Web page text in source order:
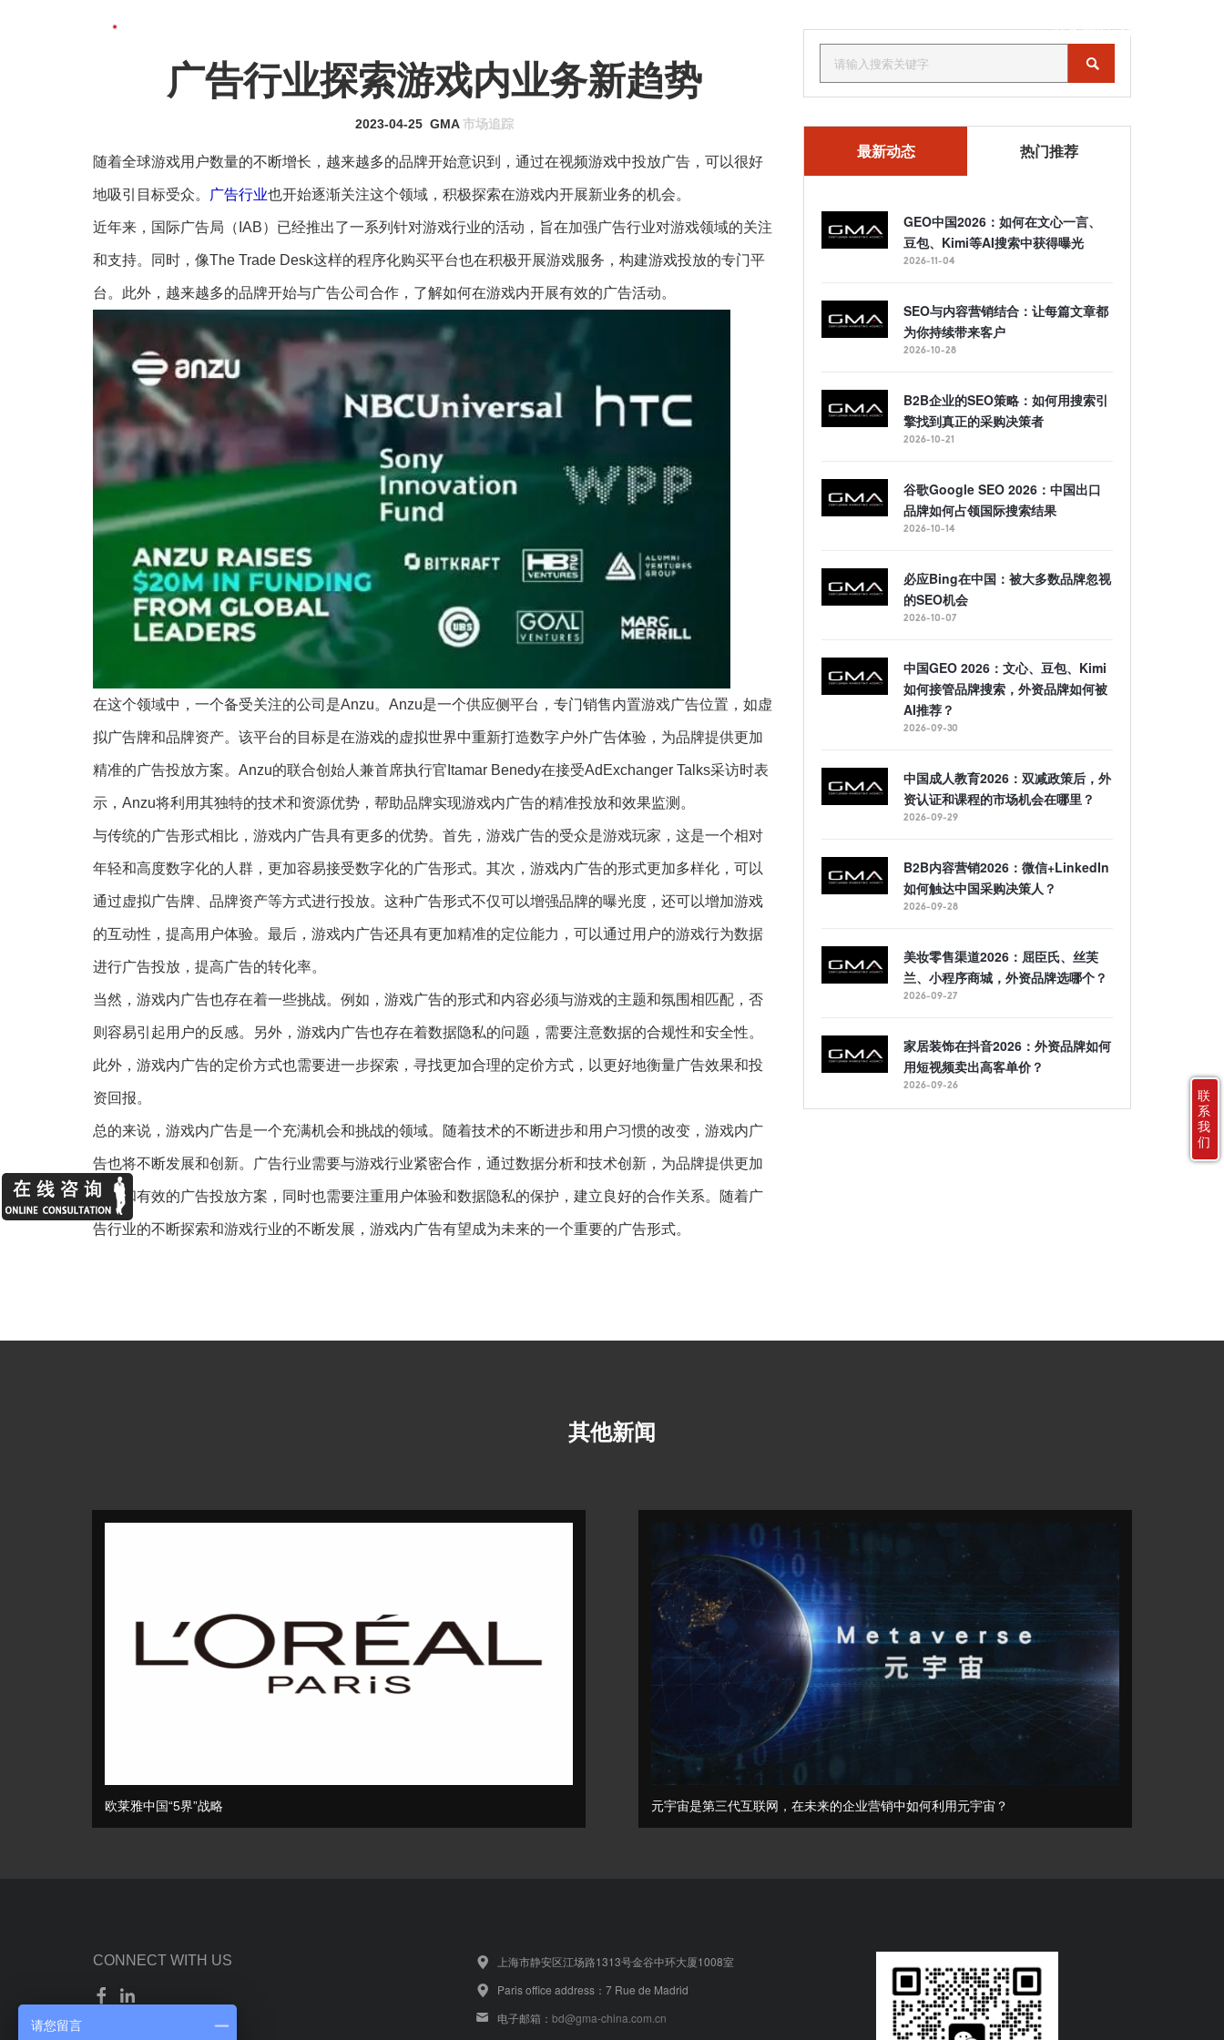
联系我们 MENU
广告行业探索游戏内业务新趋势
2023-04-25 GMA 市场追踪
随着全球游戏用户数量的不断增长，越来越多的品牌开始意识到，通过在视频游戏中投放广告，可以很好
地吸引目标受众。 广告行业也开始逐渐关注这个领域，积极探索在游戏内开展新业务的机会。
近年来，国际广告局（IAB）已经推出了一系列针对游戏行业的活动，旨在加强广告行业对游戏领域的关注
和支持。同时，像The Trade Desk这样的程序化购买平台也在积极开展游戏服务，构建游戏投放的专门平
台。此外，越来越多的品牌开始与广告公司合作，了解如何在游戏内开展有效的广告活动。
在这个领域中，一个备受关注的公司是Anzu。Anzu是一个供应侧平台，专门销售内置游戏广告位置，如虚
拟广告牌和品牌资产。该平台的目标是在游戏的虚拟世界中重新打造数字户外广告体验，为品牌提供更加
精准的广告投放方案。Anzu的联合创始人兼首席执行官Itamar Benedy在接受AdExchanger Talks采访时表
示，Anzu将利用其独特的技术和资源优势，帮助品牌实现游戏内广告的精准投放和效果监测。
与传统的广告形式相比，游戏内广告具有更多的优势。首先，游戏广告的受众是游戏玩家，这是一个相对
年轻和高度数字化的人群，更加容易接受数字化的广告形式。其次，游戏内广告的形式更加多样化，可以
通过虚拟广告牌、品牌资产等方式进行投放。这种广告形式不仅可以增强品牌的曝光度，还可以增加游戏
的互动性，提高用户体验。最后，游戏内广告还具有更加精准的定位能力，可以通过用户的游戏行为数据
进行广告投放，提高广告的转化率。
当然，游戏内广告也存在着一些挑战。例如，游戏广告的形式和内容必须与游戏的主题和氛围相匹配，否
则容易引起用户的反感。另外，游戏内广告也存在着数据隐私的问题，需要注意数据的合规性和安全性。
此外，游戏内广告的定价方式也需要进一步探索，寻找更加合理的定价方式，以更好地衡量广告效果和投
资回报。
总的来说，游戏内广告是一个充满机会和挑战的领域。随着技术的不断进步和用户习惯的改变，游戏内广
告也将不断发展和创新。广告行业需要与游戏行业紧密合作，通过数据分析和技术创新，为品牌提供更加
精准和有效的广告投放方案，同时也需要注重用户体验和数据隐私的保护，建立良好的合作关系。随着广
告行业的不断探索和游戏行业的不断发展，游戏内广告有望成为未来的一个重要的广告形式。
最新动态 热门推荐
GEO中国2026：如何在文心一言、
豆包、Kimi等AI搜索中获得曝光
2026-11-04
SEO与内容营销结合：让每篇文章都
为你持续带来客户
2026-10-28
B2B企业的SEO策略：如何用搜索引
擎找到真正的采购决策者
2026-10-21
谷歌Google SEO 2026：中国出口
品牌如何占领国际搜索结果
2026-10-14
必应Bing在中国：被大多数品牌忽视
的SEO机会
2026-10-07
中国GEO 2026：文心、豆包、Kimi
如何接管品牌搜索，外资品牌如何被
AI推荐？
2026-09-30
中国成人教育2026：双减政策后，外
资认证和课程的市场机会在哪里？
2026-09-29
B2B内容营销2026：微信+LinkedIn
如何触达中国采购决策人？
2026-09-28
美妆零售渠道2026：屈臣氏、丝芙
兰、小程序商城，外资品牌选哪个？
2026-09-27
家居装饰在抖音2026：外资品牌如何
用短视频卖出高客单价？
2026-09-26
其他新闻
欧莱雅中国“5界”战略 元宇宙是第三代互联网，在未来的企业营销中如何利用元宇宙？
CONNECT WITH US
上海市静安区江场路1313号金谷中环大厦1008室
Paris office address：7 Rue de Madrid
电子邮箱： bd@gma-china.com.cn
联
系
我
们
请您留言